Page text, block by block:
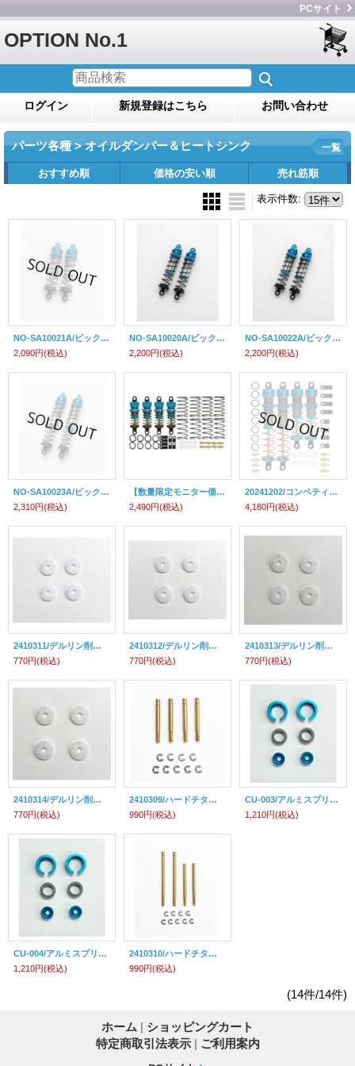
PCサイト
OPTION No.1
ログイン 新規登録はこちら お問い合わせ
パーツ各種 > オイルダンパー＆ヒートシンク 一覧
おすすめ順 価格の安い順 売れ筋順
表示件数:
NO-SA10021A/ビックボア・エアレーション・アルミオイルダンパー（78mm/2本入）
2,090円(税込)
NO-SA10020A/ビックボア・エアレーション・アルミオイルダンパー（87mm/2本入）
2,200円(税込)
NO-SA10022A/ビックボア・エアレーション・アルミオイルダンパー（90mm/2本入）
2,200円(税込)
NO-SA10023A/ビックボア・エアレーション・アルミオイルダンパー（105mm/2本入）
2,310円(税込)
【数量限定モニター価格】20241201/コンペティション アルミダンパー(オンロード)チタンコートシャフト/スプリング3種付/組立済み
2,490円(税込)
20241202/コンペティション アルミダンパー(オフロード)チタンコートシャフト/組立済み【DT-02,DT-03,DT-04,TT-02B,DF-03対応】
4,180円(税込)
2410311/デルリン削り出しダンパーピストン (2穴/4個入)タミヤアルミダンパーセット用/直径9.9mm
770円(税込)
2410312/デルリン削り出しダンパーピストン (3穴/4個入)タミヤアルミダンパーセット用/直径9.9mm
770円(税込)
2410313/デルリン削り出しダンパーピストン (4穴/4個入)タミヤアルミダンパーセット用/直径9.9mm
770円(税込)
2410314/デルリン削り出しダンパーピストン (5穴/4個入)タミヤアルミダンパーセット用/直径9.9mm
770円(税込)
2410309/ハードチタンコート・ダンパーシャフト/タミヤ・オンロード用(29mm/4本入)
990円(税込)
CU-003/アルミスプリングリテーナー（ボールベアリング仕様）スプリング内径：約12.8-約13.5ｍｍ
1,210円(税込)
CU-004/アルミスプリングリテーナー（ボールベアリング仕様）スプリング内径：約13.5-約14ｍｍ
1,210円(税込)
2410310/ハードチタンコート・ダンパーシャフト/タミヤ・バギーカー用(42mm/2本・53mm/2本)
990円(税込)
(14件/14件)
ホーム | ショッピングカート
特定商取引法表示 | ご利用案内